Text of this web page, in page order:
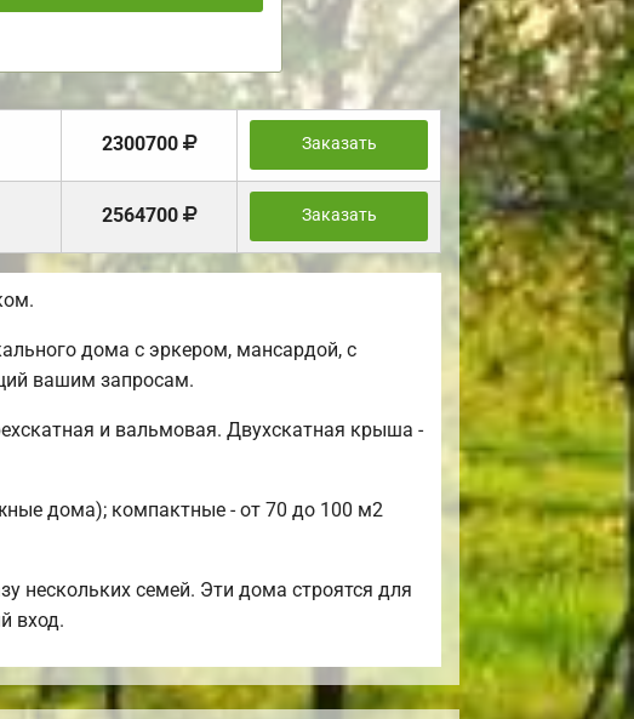
2300700 Заказать
2564700 Заказать
дома с эркером, мансардой, с
вашим запросам.
и вальмовая. Двухскатная крыша -
дома); компактные - от 70 до 100 м2
нескольких семей. Эти дома строятся для
вход.